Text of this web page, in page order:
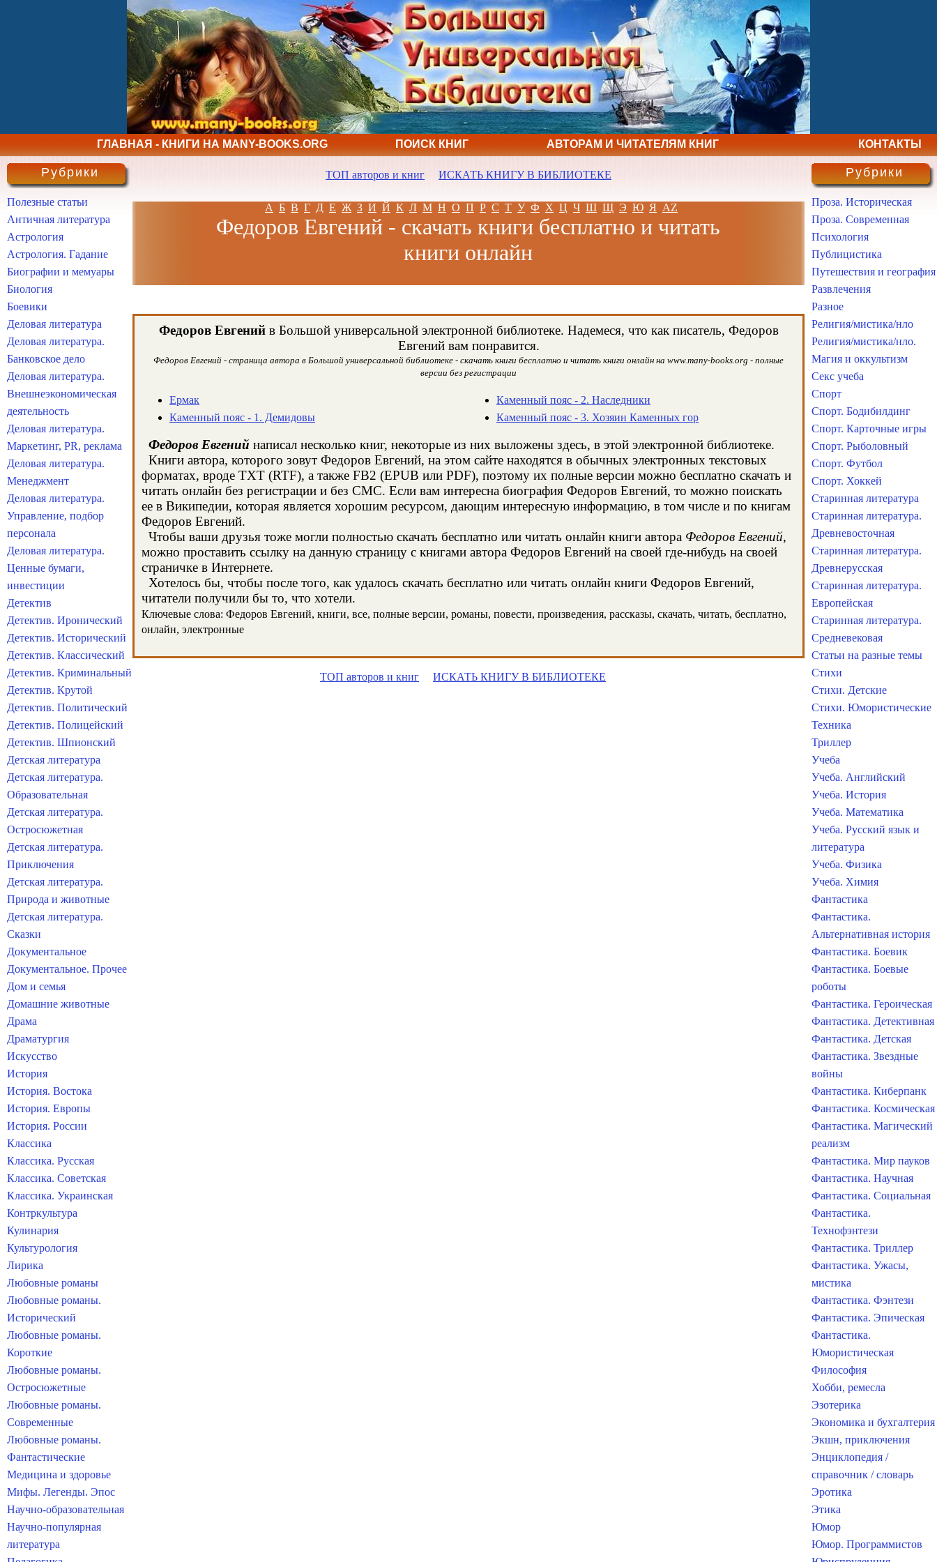
ГЛАВНАЯ - КНИГИ НА MANY-BOOKS.ORG ПОИСК КНИГ АВТОРАМ И ЧИТАТЕЛЯМ КНИГ КОНТАКТЫ
ТОП авторов и книг ИСКАТЬ КНИГУ В БИБЛИОТЕКЕ
А Б В Г Д Е Ж З И Й К Л М Н О П Р С Т У Ф Х Ц Ч Ш Щ Э Ю Я AZ
Федоров Евгений - скачать книги бесплатно и читать
книги онлайн
Федоров Евгенийв Большой универсальной электронной библиотеке. Надемеся, что как писатель, Федоров
Евгений вам понравится.
Федоров Евгений - страница автора в Большой универсальной библиотеке - скачать книги бесплатно и читать книги онлайн на www.many-books.org - полные
версии без регистрации
Ермак
Каменный пояс - 1. Демидовы
Каменный пояс - 2. Наследники
Каменный пояс - 3. Хозяин Каменных гор
Федоров Евгений написал несколько книг, некоторые из них выложены здесь, в этой электронной библиотеке.
Книги автора, которого зовут Федоров Евгений, на этом сайте находятся в обычных электронных текстовых
форматах, вроде TXT (RTF), а также FB2 (EPUB или PDF), поэтому их полные версии можно бесплатно скачать и
читать онлайн без регистрации и без СМС. Если вам интересна биография Федоров Евгений, то можно поискать
ее в Википедии, которая является хорошим ресурсом, дающим интересную информацию, в том числе и по книгам
Федоров Евгений.
Чтобы ваши друзья тоже могли полностью скачать бесплатно или читать онлайн книги автора Федоров Евгений,
можно проставить ссылку на данную страницу с книгами автора Федоров Евгений на своей где-нибудь на своей
страничке в Интернете.
Хотелось бы, чтобы после того, как удалось скачать бесплатно или читать онлайн книги Федоров Евгений,
читатели получили бы то, что хотели.
Ключевые слова: Федоров Евгений, книги, все, полные версии, романы, повести, произведения, рассказы, скачать, читать, бесплатно,
онлайн, электронные
ТОП авторов и книг ИСКАТЬ КНИГУ В БИБЛИОТЕКЕ
Рубрики
Полезные статьи
Античная литература
Астрология
Астрология. Гадание
Биографии и мемуары
Биология
Боевики
Деловая литература
Деловая литература.
Банковское дело
Деловая литература.
Внешнеэкономическая
деятельность
Деловая литература.
Маркетинг, PR, реклама
Деловая литература.
Менеджмент
Деловая литература.
Управление, подбор
персонала
Деловая литература.
Ценные бумаги,
инвестиции
Детектив
Детектив. Иронический
Детектив. Исторический
Детектив. Классический
Детектив. Криминальный
Детектив. Крутой
Детектив. Политический
Детектив. Полицейский
Детектив. Шпионский
Детская литература
Детская литература.
Образовательная
Детская литература.
Остросюжетная
Детская литература.
Приключения
Детская литература.
Природа и животные
Детская литература.
Сказки
Документальное
Документальное. Прочее
Дом и семья
Домашние животные
Драма
Драматургия
Искусство
История
История. Востока
История. Европы
История. России
Классика
Классика. Русская
Классика. Советская
Классика. Украинская
Контркультура
Кулинария
Культурология
Лирика
Любовные романы
Любовные романы.
Исторический
Любовные романы.
Короткие
Любовные романы.
Остросюжетные
Любовные романы.
Современные
Любовные романы.
Фантастические
Медицина и здоровье
Мифы. Легенды. Эпос
Научно-образовательная
Научно-популярная
литература
Рубрики
Проза. Историческая
Проза. Современная
Психология
Публицистика
Путешествия и география
Развлечения
Разное
Религия/мистика/нло
Религия/мистика/нло.
Магия и оккультизм
Секс учеба
Спорт
Спорт. Бодибилдинг
Спорт. Карточные игры
Спорт. Рыболовный
Спорт. Футбол
Спорт. Хоккей
Старинная литература
Старинная литература.
Древневосточная
Старинная литература.
Древнерусская
Старинная литература.
Европейская
Старинная литература.
Средневековая
Статьи на разные темы
Стихи
Стихи. Детские
Стихи. Юмористические
Техника
Триллер
Учеба
Учеба. Английский
Учеба. История
Учеба. Математика
Учеба. Русский язык и
литература
Учеба. Физика
Учеба. Химия
Фантастика
Фантастика.
Альтернативная история
Фантастика. Боевик
Фантастика. Боевые
роботы
Фантастика. Героическая
Фантастика. Детективная
Фантастика. Детская
Фантастика. Звездные
войны
Фантастика. Киберпанк
Фантастика. Космическая
Фантастика. Магический
реализм
Фантастика. Мир пауков
Фантастика. Научная
Фантастика. Социальная
Фантастика.
Технофэнтези
Фантастика. Триллер
Фантастика. Ужасы,
мистика
Фантастика. Фэнтези
Фантастика. Эпическая
Фантастика.
Юмористическая
Философия
Хобби, ремесла
Эзотерика
Экономика и бухгалтерия
Экшн, приключения
Энциклопедия /
справочник / словарь
Эротика
Этика
Юмор
Юмор. Программистов